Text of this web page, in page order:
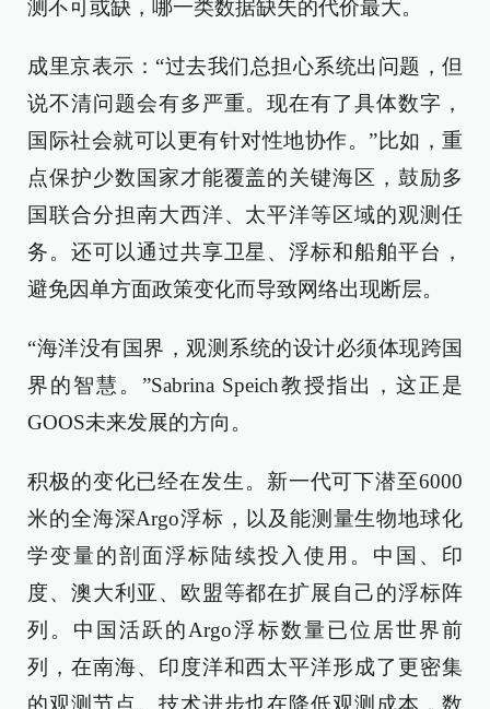
测不可或缺，哪一类数据缺失的代价最大。
成里京表示：“过去我们总担心系统出问题，但
说不清问题会有多严重。现在有了具体数字，
国际社会就可以更有针对性地协作。”比如，重
点保护少数国家才能覆盖的关键海区，鼓励多
国联合分担南大西洋、太平洋等区域的观测任
务。还可以通过共享卫星、浮标和船舶平台，
避免因单方面政策变化而导致网络出现断层。
“海洋没有国界，观测系统的设计必须体现跨国
界的智慧。”Sabrina Speich教授指出，这正是
GOOS未来发展的方向。
积极的变化已经在发生。新一代可下潜至6000
米的全海深Argo浮标，以及能测量生物地球化
学变量的剖面浮标陆续投入使用。中国、印
度、澳大利亚、欧盟等都在扩展自己的浮标阵
列。中国活跃的Argo浮标数量已位居世界前
列，在南海、印度洋和西太平洋形成了更密集
的观测节点。技术进步也在降低观测成本，数